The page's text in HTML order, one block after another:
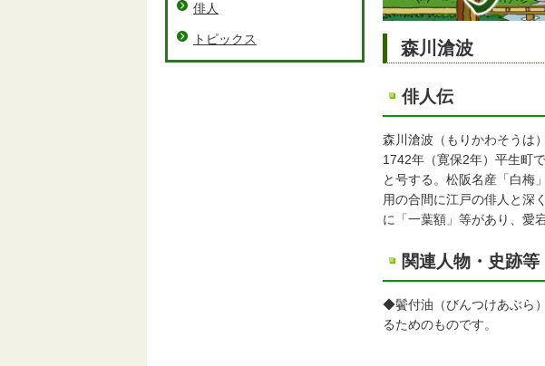
森川滄波
俳人伝
森川滄波（もりかわそうは
1742年（寛保2年）平生町
と号する。松阪名産「白梅
用の合間に江戸の俳人と深
に「一葉額」等があり、愛
関連人物・史跡等
◆鬢付油（びんつけあぶら
るためのものです。
俳人
トピックス